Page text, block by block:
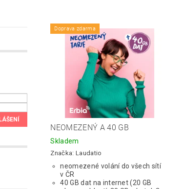
Doprava zdarma
NEOMEZENÝ A 40 GB
Skladem
Značka: Laudatio
neomezené volání do všech sítí
v ČR
40 GB dat na internet (20 GB